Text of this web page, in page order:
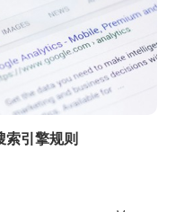
索引擎规则